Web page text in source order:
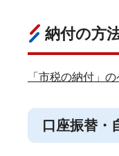
納付の方
「市税の納付」
口座振替・